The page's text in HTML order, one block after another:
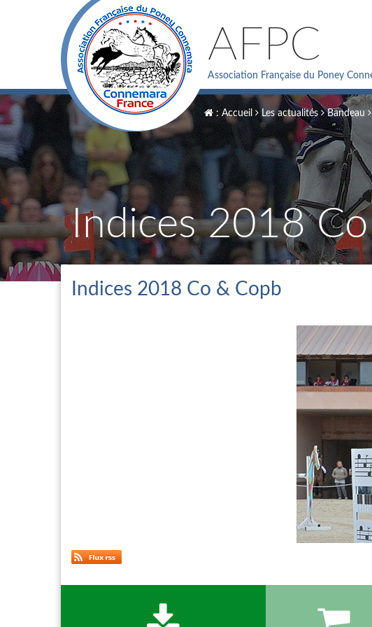
AFPC
Association Française du Poney
: Accueil Les actualités Bandeau
Indices 2018
Indices 2018 Co & Copb